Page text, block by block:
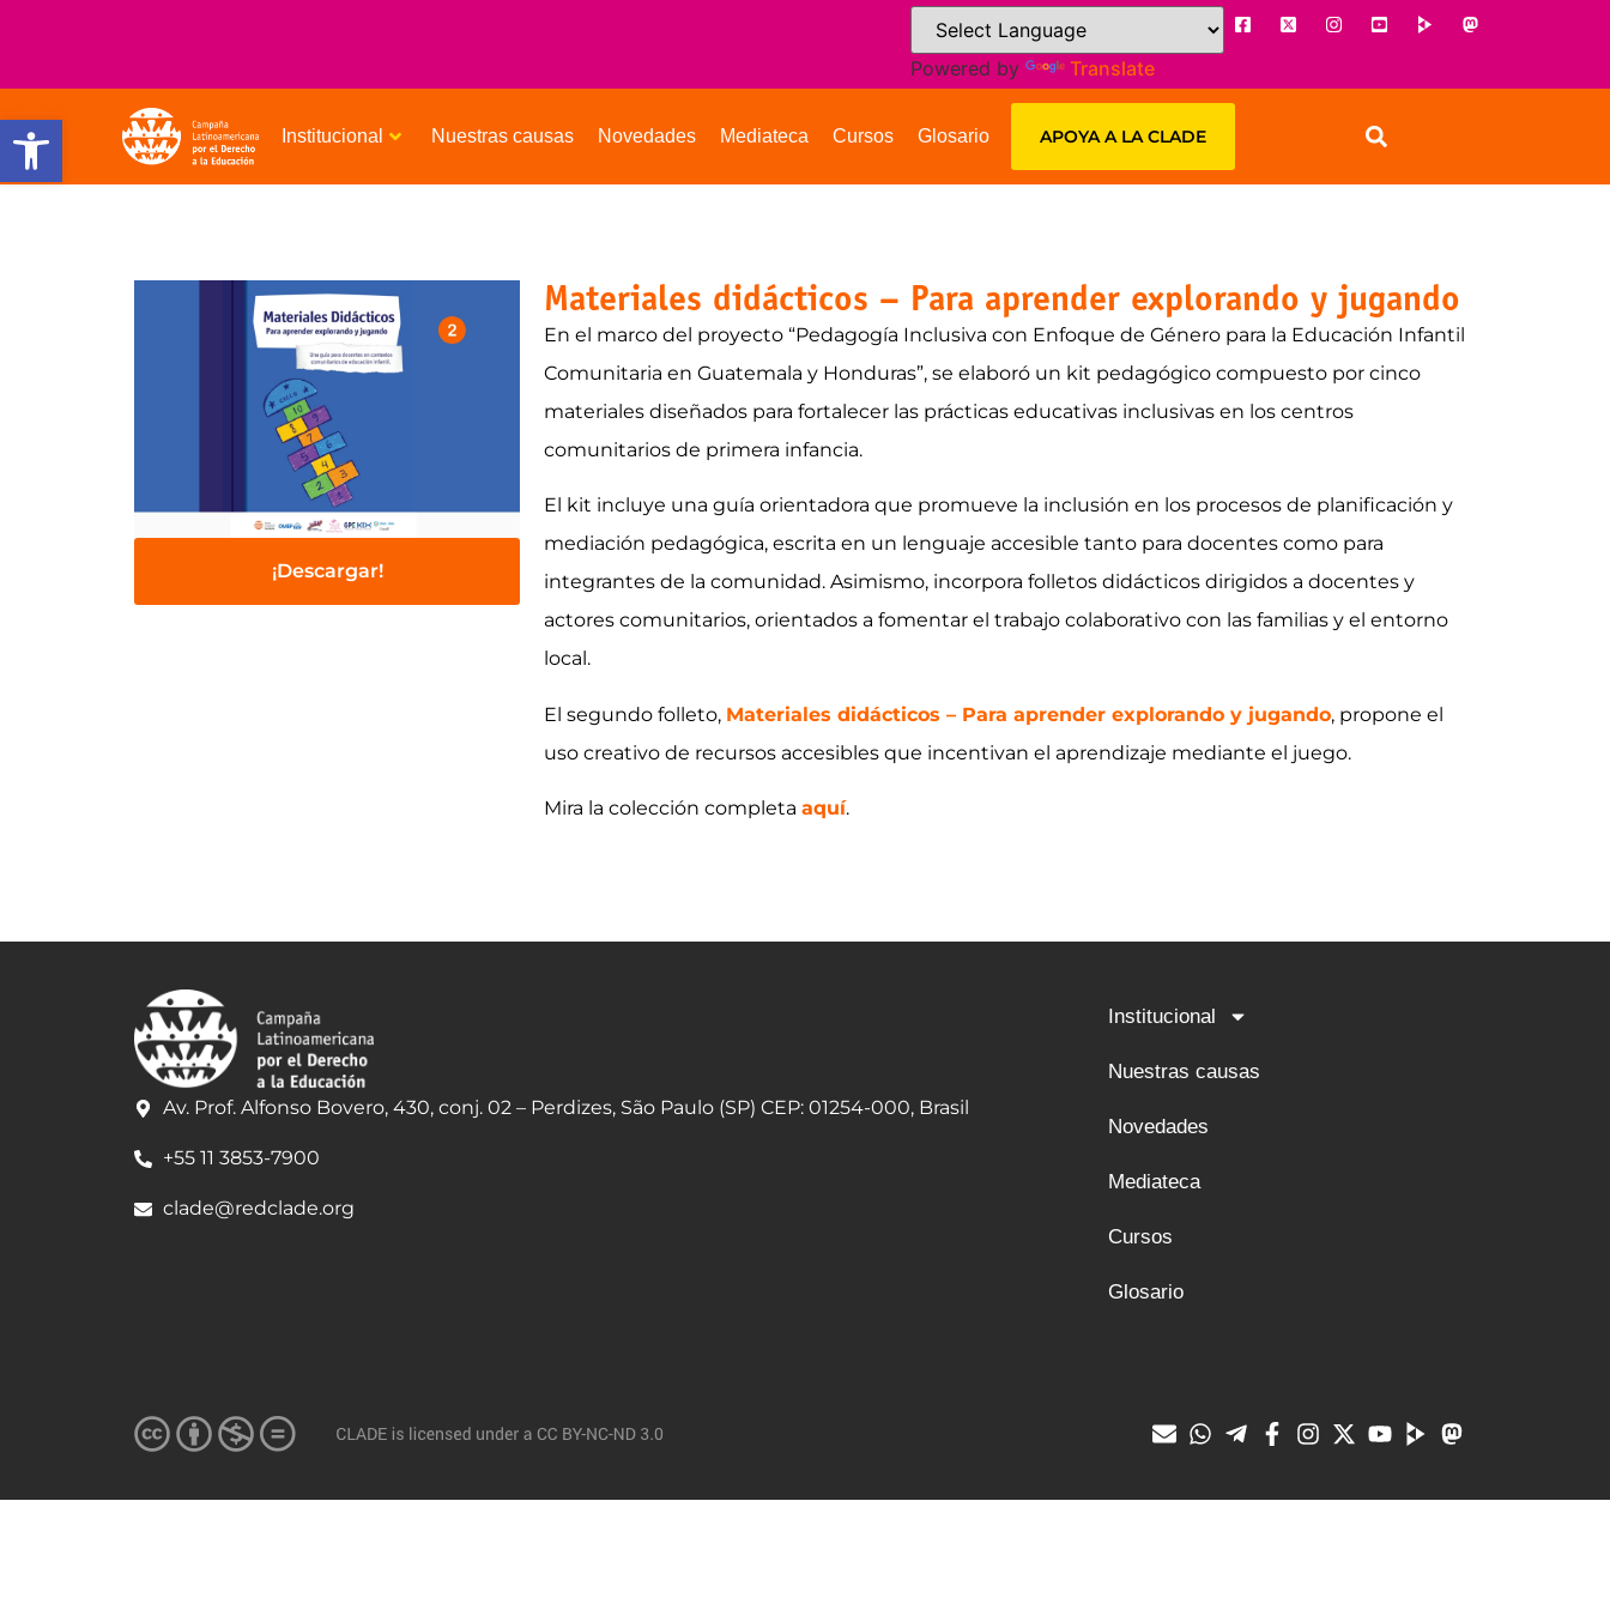
Open toolbar
Powered by Translate
Institucional Nuestras causas Novedades Mediateca Cursos Glosario APOYA A LA CLADE
¡Descargar!
Materiales didácticos – Para aprender explorando y jugando
En el marco del proyecto “Pedagogía Inclusiva con Enfoque de Género para la Educación Infantil
Comunitaria en Guatemala y Honduras”, se elaboró un kit pedagógico compuesto por cinco
materiales diseñados para fortalecer las prácticas educativas inclusivas en los centros
comunitarios de primera infancia.
El kit incluye una guía orientadora que promueve la inclusión en los procesos de planificación y
mediación pedagógica, escrita en un lenguaje accesible tanto para docentes como para
integrantes de la comunidad. Asimismo, incorpora folletos didácticos dirigidos a docentes y
actores comunitarios, orientados a fomentar el trabajo colaborativo con las familias y el entorno
local.
El segundo folleto, Materiales didácticos – Para aprender explorando y jugando, propone el
uso creativo de recursos accesibles que incentivan el aprendizaje mediante el juego.
Mira la colección completa aquí.
Av. Prof. Alfonso Bovero, 430, conj. 02 – Perdizes, São Paulo (SP) CEP: 01254-000, Brasil
+55 11 3853-7900
clade@redclade.org
Institucional
Nuestras causas
Novedades
Mediateca
Cursos
Glosario